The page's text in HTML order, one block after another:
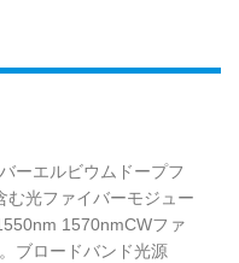
ーエルビウムドープフ
む光ファイバーモジュー
1570nmCWファ
ブロードバンド光源